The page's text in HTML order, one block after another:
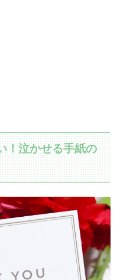
！泣かせる手紙の